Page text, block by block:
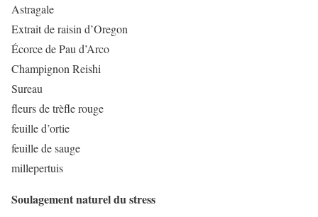
Astragale
Extrait de raisin d’Oregon
Écorce de Pau d’Arco
Champignon Reishi
Sureau
fleurs de trèfle rouge
feuille d’ortie
feuille de sauge
millepertuis
Soulagement naturel du stress